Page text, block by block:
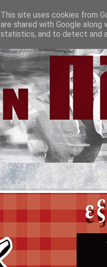
This site uses cookies from
are shared with Google
statistics, and to detect and